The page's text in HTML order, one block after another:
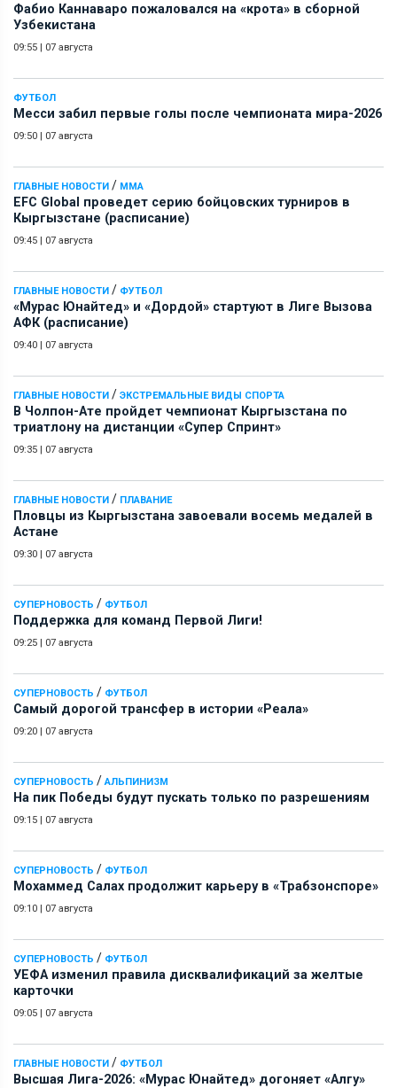
Фабио Каннаваро пожаловался на «крота» в сборной
Узбекистана
09:55 | 07 августа
ФУТБОЛ
Месси забил первые голы после чемпионата мира-2026
09:50 | 07 августа
ГЛАВНЫЕ НОВОСТИ / ММА
EFC Global проведет серию бойцовских турниров в
Кыргызстане (расписание)
09:45 | 07 августа
ГЛАВНЫЕ НОВОСТИ / ФУТБОЛ
«Мурас Юнайтед» и «Дордой» стартуют в Лиге Вызова
АФК (расписание)
09:40 | 07 августа
ГЛАВНЫЕ НОВОСТИ / ЭКСТРЕМАЛЬНЫЕ ВИДЫ СПОРТА
В Чолпон-Ате пройдет чемпионат Кыргызстана по
триатлону на дистанции «Супер Спринт»
09:35 | 07 августа
ГЛАВНЫЕ НОВОСТИ / ПЛАВАНИЕ
Пловцы из Кыргызстана завоевали восемь медалей в
Астане
09:30 | 07 августа
СУПЕРНОВОСТЬ / ФУТБОЛ
Поддержка для команд Первой Лиги!
09:25 | 07 августа
СУПЕРНОВОСТЬ / ФУТБОЛ
Самый дорогой трансфер в истории «Реала»
09:20 | 07 августа
СУПЕРНОВОСТЬ / АЛЬПИНИЗМ
На пик Победы будут пускать только по разрешениям
09:15 | 07 августа
СУПЕРНОВОСТЬ / ФУТБОЛ
Мохаммед Салах продолжит карьеру в «Трабзонспоре»
09:10 | 07 августа
СУПЕРНОВОСТЬ / ФУТБОЛ
УЕФА изменил правила дисквалификаций за желтые
карточки
09:05 | 07 августа
ГЛАВНЫЕ НОВОСТИ / ФУТБОЛ
Высшая Лига-2026: «Мурас Юнайтед» догоняет «Алгу»